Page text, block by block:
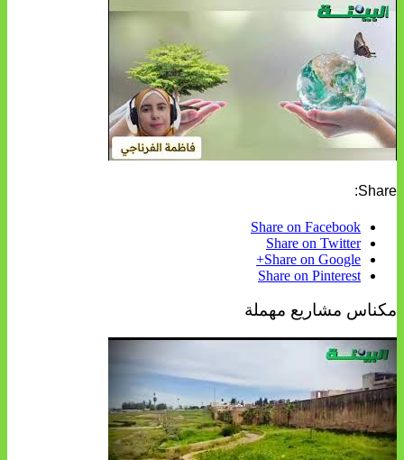
Share:
Share on Facebook
Share on Twitter
Share on Google+
Share on Pinterest
مكناس مشاريع مهملة